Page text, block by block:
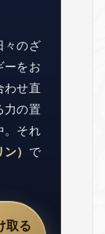
々のざ
ーをお
わせ直
力の置
。それ
） で
取る